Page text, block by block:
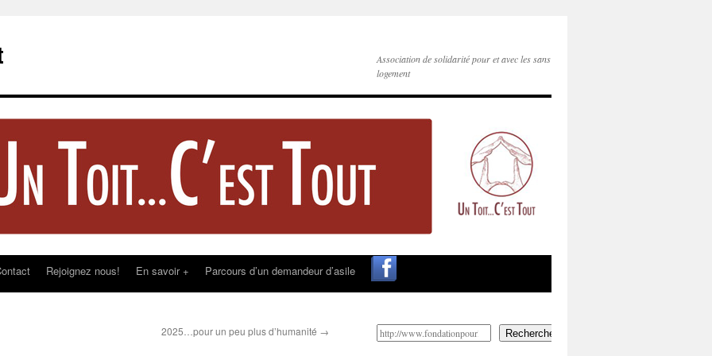
Association de solidarité pour et avec les sans
logement
Rejoignez nous! En savoir + Parcours d’un demandeur d’asile
2025…pour un peu plus d’humanité → Rechercher